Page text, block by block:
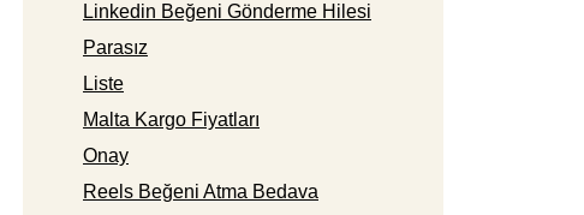
Linkedin Beğeni Gönderme Hilesi
Parasız
Liste
Malta Kargo Fiyatları
Onay
Reels Beğeni Atma Bedava